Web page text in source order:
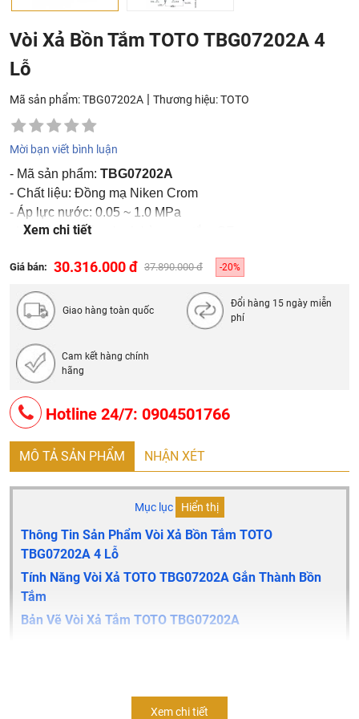
Vòi Xả Bồn Tắm TOTO TBG07202A 4
Lỗ
Mã sản phẩm: TBG07202A | Thương hiệu:TOTO
Mời bạn viết bình luận
- Mã sản phẩm: TBG07202A
- Chất liệu: Đồng mạ Niken Crom
- Áp lực nước: 0.05 ~ 1.0 MPa
- Vòi xả bồn nóng lạnh kèm sen tắm GE
Xem chi tiết
Giá bán: 30.316.000 đ 37.890.000 đ -20%
Giao hàng toàn quốc
Đổi hàng 15 ngày miễn
phí
Cam kết hàng chính
hãng
Hotline 24/7: 0904501766
MÔ TẢ SẢN PHẨM NHẬN XÉT
Mục lục Hiển thị
Thông Tin Sản Phẩm Vòi Xả Bồn Tắm TOTO
TBG07202A 4 Lỗ
Tính Năng Vòi Xả TOTO TBG07202A Gắn Thành Bồn
Tắm
Bản Vẽ Vòi Xả Tắm TOTO TBG07202A
Xem chi tiết